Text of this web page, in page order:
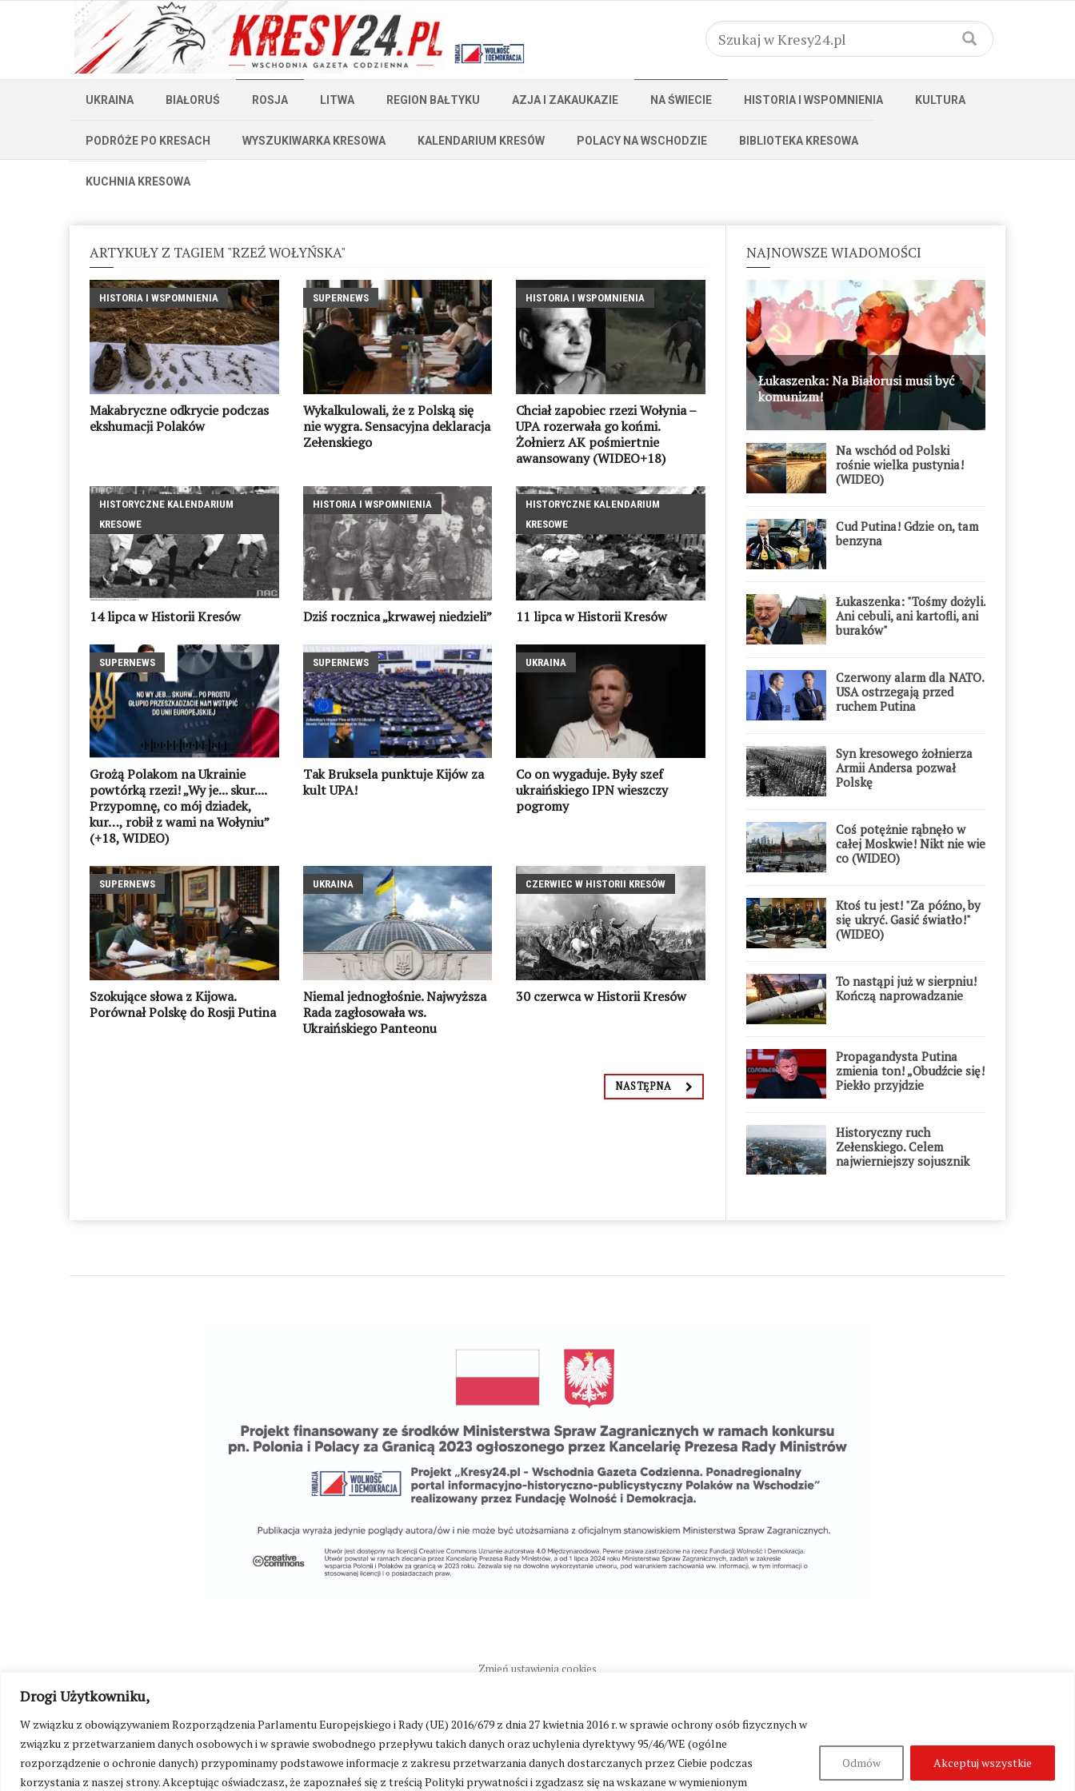
Drogi Użytkowniku,
W związku z obowiązywaniem Rozporządzenia Parlamentu Europejskiego i Rady (UE) 2016/679 z dnia 27 kwietnia 2016 r. w sprawie ochrony osób fizycznych w
związku z przetwarzaniem danych osobowych i w sprawie swobodnego przepływu takich danych oraz uchylenia dyrektywy 95/46/WE (ogólne
rozporządzenie o ochronie danych) przypominamy podstawowe informacje z zakresu przetwarzania danych dostarczanych przez Ciebie podczas
korzystania z naszej strony. Akceptując oświadczasz, że zapoznałeś się z treścią Polityki prywatności i zgadzasz się na wskazane w wymienionym
Odmów Akceptuj wszystkie
UKRAINA BIAŁORUŚ ROSJA LITWA REGION BAŁTYKU AZJA I ZAKAUKAZIE NA ŚWIECIE HISTORIA I WSPOMNIENIA KULTURA
PODRÓŻE PO KRESACH WYSZUKIWARKA KRESOWA KALENDARIUM KRESÓW POLACY NA WSCHODZIE BIBLIOTEKA KRESOWA
KUCHNIA KRESOWA
ARTYKUŁY Z TAGIEM "RZEŹ WOŁYŃSKA"
HISTORIA I WSPOMNIENIA
Makabryczne odkrycie podczas
ekshumacji Polaków
SUPERNEWS
Wykalkulowali, że z Polską się
nie wygra. Sensacyjna deklaracja
Zełenskiego
HISTORIA I WSPOMNIENIA
Chciał zapobiec rzezi Wołynia –
UPA rozerwała go końmi.
Żołnierz AK pośmiertnie
awansowany (WIDEO+18)
HISTORYCZNE KALENDARIUM
KRESOWE
14 lipca w Historii Kresów
HISTORIA I WSPOMNIENIA
Dziś rocznica „krwawej niedzieli”
HISTORYCZNE KALENDARIUM
KRESOWE
11 lipca w Historii Kresów
SUPERNEWS
Grożą Polakom na Ukrainie
powtórką rzezi! „Wy je... skur....
Przypomnę, co mój dziadek,
kur…, robił z wami na Wołyniu”
(+18, WIDEO)
SUPERNEWS
Tak Bruksela punktuje Kijów za
kult UPA!
UKRAINA
Co on wygaduje. Były szef
ukraińskiego IPN wieszczy
pogromy
SUPERNEWS
Szokujące słowa z Kijowa.
Porównał Polskę do Rosji Putina
UKRAINA
Niemal jednogłośnie. Najwyższa
Rada zagłosowała ws.
Ukraińskiego Panteonu
CZERWIEC W HISTORII KRESÓW
30 czerwca w Historii Kresów
NASTĘPNA
NAJNOWSZE WIADOMOŚCI
Łukaszenka: Na Białorusi musi być
komunizm!
Na wschód od Polski
rośnie wielka pustynia!
(WIDEO)
Cud Putina! Gdzie on, tam
benzyna
Łukaszenka: "Tośmy dożyli.
Ani cebuli, ani kartofli, ani
buraków"
Czerwony alarm dla NATO.
USA ostrzegają przed
ruchem Putina
Syn kresowego żołnierza
Armii Andersa pozwał
Polskę
Coś potężnie rąbnęło w
całej Moskwie! Nikt nie wie
co (WIDEO)
Ktoś tu jest! "Za późno, by
się ukryć. Gasić światło!"
(WIDEO)
To nastąpi już w sierpniu!
Kończą naprowadzanie
Propagandysta Putina
zmienia ton! „Obudźcie się!
Piekło przyjdzie
Historyczny ruch
Zełenskiego. Celem
najwierniejszy sojusznik
Zmień ustawienia cookies
©Kresy24.pl2026. Wszelkie Prawa Zastrzeżone.O nas i Kontakt|Polityka prywatności Produkcja: